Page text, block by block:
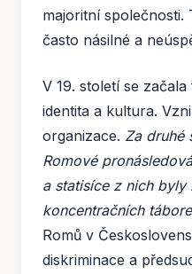
majoritní
často násilné a
V 19. století se
identita a kultura.
organizace. Za druhé
Romové
a statisíce z nich byly
koncentračních
Romů v
diskriminace a